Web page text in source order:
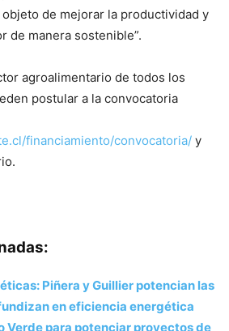
de mejorar la productividad y
de manera sostenible”.
agroalimentario de todos los
postular a la convocatoria
financiamiento/convocatoria/ y
Piñera y Guillier potencian las
en eficiencia energética
Verde para potenciar proyectos de